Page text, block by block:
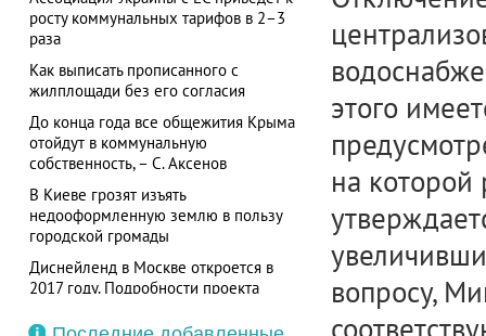
росту коммунальных тарифов в 2–3
раза
Как выписать прописанного с
жилплощади без его согласия
До конца года все общежития Крыма
отойдут в коммунальную
собственность, – С. Аксенов
В Киеве грозят изъять
недооформленную землю в пользу
городской громады
Диснейленд в Москве откроется в
2017 году. Подробности проекта
этого
на
вопросу,